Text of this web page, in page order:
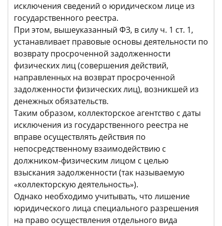
исключения сведений о юридическом лице из
государственного реестра.
При этом, вышеуказанный ФЗ, в силу ч. 1 ст. 1,
устанавливает правовые основы деятельности по
возврату просроченной задолженности
физических лиц (совершения действий,
направленных на возврат просроченной
задолженности физических лиц), возникшей из
денежных обязательств.
Таким образом, коллекторское агентство с даты
исключения из государственного реестра не
вправе осуществлять действия по
непосредственному взаимодействию с
должником-физическим лицом с целью
взыскания задолженности (так называемую
«коллекторскую деятельность»).
Однако необходимо учитывать, что лишение
юридического лица специального разрешения
на право осуществления отдельного вида